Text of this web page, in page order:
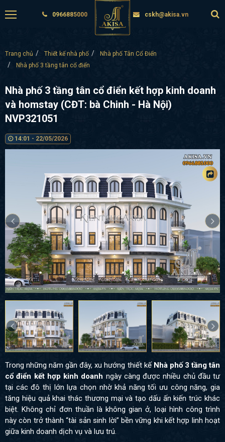
0966885000 cskh@akisa.vn
Trang chủ Thiết kế nhà phố
Nhà phố Tân Cổ Điển
Nhà phố 3 tầng tân cổ điển
Nhà phố 3 tầng tân cổ điển kết hợp kinh doanh
và homstay (CĐT: bà Chinh - Hà Nội)
NVP321051
14:01 - 22/05/2026
Trong những năm gần đây, xu hướng thiết kế Nhà phố 3 tầng tân
cổ điển kết hợp kinh doanh ngày càng được nhiều chủ đầu tư
tại các đô thị lớn lựa chọn nhờ khả năng tối ưu công năng, gia
tăng hiệu quả khai thác thương mại và tạo dấu ấn kiến trúc khác
biệt. Không chỉ đơn thuần là không gian ở, loại hình công trình
này còn trở thành “tài sản sinh lời” bền vững khi kết hợp linh hoạt
giữa kinh doanh dịch vụ và lưu trú.